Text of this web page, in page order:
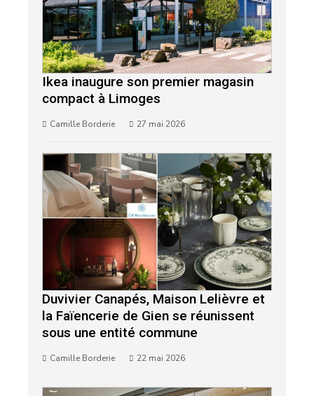
Ikea inaugure son premier magasin
compact à Limoges
Camille Borderie 27 mai 2026
Duvivier Canapés, Maison Lelièvre et
la Faïencerie de Gien se réunissent
sous une entité commune
Camille Borderie 22 mai 2026